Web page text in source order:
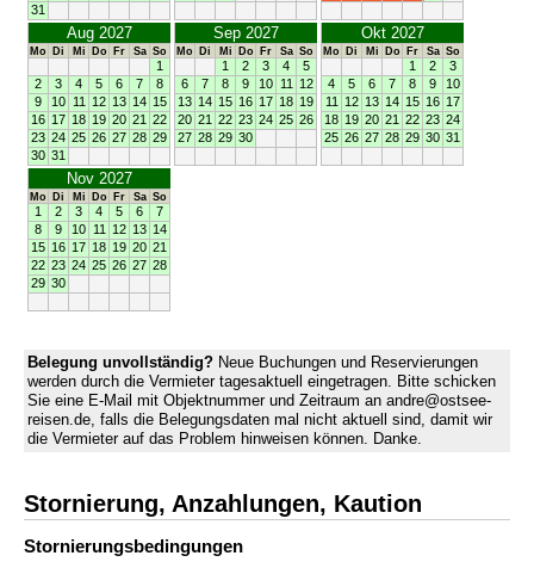
31
Aug 2027
Mo Di Mi Do Fr Sa So
1
2
3 4 5 6 7
8
9
10 11 12 13 14 15
16 17 18 19 20 21 22
23 24 25 26 27 28 29
30 31
Sep 2027
Mo Di Mi Do Fr Sa So
1 2 3 4
5
6
7 8 9 10 11
12
13 14 15 16 17 18 19
20 21 22 23 24 25 26
27 28 29 30
Okt 2027
Mo Di Mi Do Fr Sa So
1 2
3
4
5 6 7 8 9
10
11
12 13 14 15 16 17
18 19 20 21 22 23 24
25 26 27 28 29 30 31
Nov 2027
Mo Di Mi Do Fr Sa So
1 2 3 4 5 6
7
8
9 10 11 12 13 14
15 16 17 18 19 20 21
22 23 24 25 26 27 28
29 30
Belegung unvollständig? Neue Buchungen und Reservierungen
werden durch die Vermieter tagesaktuell eingetragen. Bitte schicken
Sie eine E-Mail mit Objektnummer und Zeitraum an andre@ostsee-
reisen.de, falls die Belegungsdaten mal nicht aktuell sind, damit wir
die Vermieter auf das Problem hinweisen können. Danke.
Stornierung, Anzahlungen, Kaution
Stornierungs­bedingungen